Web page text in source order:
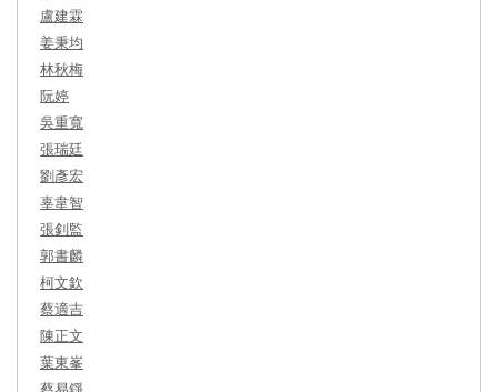
盧建霖
姜秉均
林秋梅
阮婷
吳重寬
張瑞廷
劉彥宏
辜韋智
張釗監
郭書麟
柯文欽
蔡適吉
陳正文
葉東峯